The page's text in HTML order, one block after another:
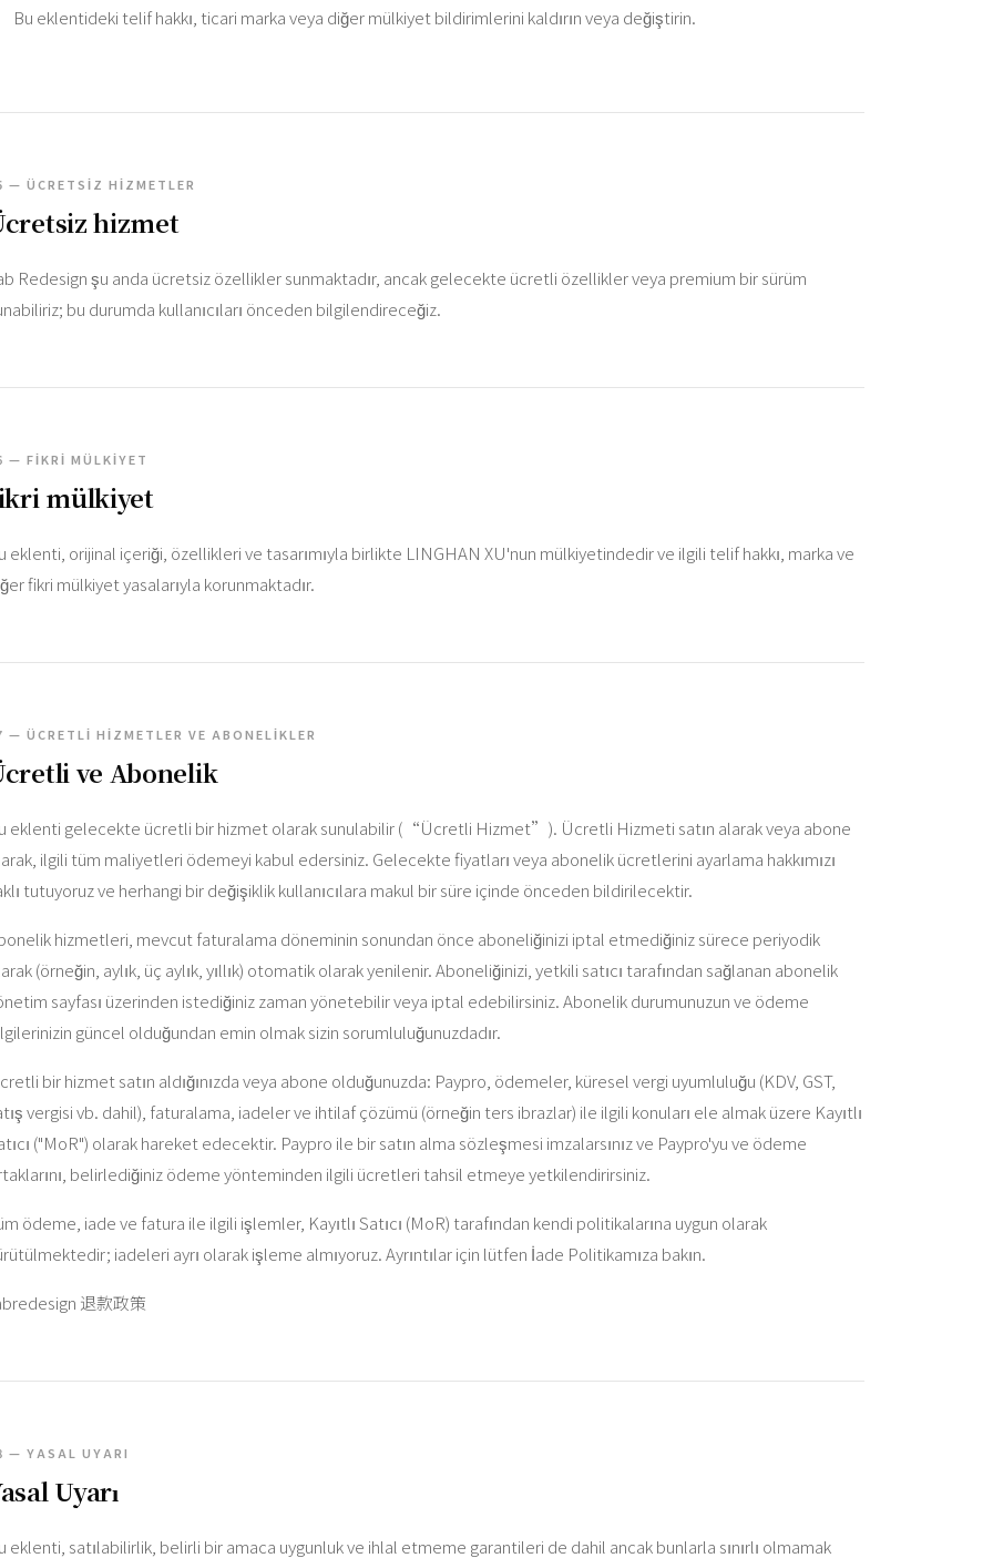
Bu eklentideki telif hakkı, ticari marka veya diğer mülkiyet bildirimlerini kaldırın veya değiştirin.
— ÜCRETSIZ HIZMETLER
hizmet
Redesign şu anda ücretsiz özellikler sunmaktadır, ancak gelecekte ücretli özellikler veya premium bir sürüm
bu durumda kullanıcıları önceden bilgilendireceğiz.
— FIKRI MÜLKIYET
mülkiyet
eklenti, orijinal içeriği, özellikleri ve tasarımıyla birlikte LINGHAN XU'nun mülkiyetindedir ve ilgili telif hakkı, marka ve
fikri mülkiyet yasalarıyla korunmaktadır.
— ÜCRETLI HIZMETLER VE ABONELIKLER
ve Abonelik
eklenti gelecekte ücretli bir hizmet olarak sunulabilir (“Ücretli Hizmet”). Ücretli Hizmeti satın alarak veya abone
ilgili tüm maliyetleri ödemeyi kabul edersiniz. Gelecekte fiyatları veya abonelik ücretlerini ayarlama hakkımızı
tutuyoruz ve herhangi bir değişiklik kullanıcılara makul bir süre içinde önceden bildirilecektir.
hizmetleri, mevcut faturalama döneminin sonundan önce aboneliğinizi iptal etmediğiniz sürece periyodik
(örneğin, aylık, üç aylık, yıllık) otomatik olarak yenilenir. Aboneliğinizi, yetkili satıcı tarafından sağlanan abonelik
sayfası üzerinden istediğiniz zaman yönetebilir veya iptal edebilirsiniz. Abonelik durumunuzun ve ödeme
güncel olduğundan emin olmak sizin sorumluluğunuzdadır.
bir hizmet satın aldığınızda veya abone olduğunuzda: Paypro, ödemeler, küresel vergi uyumluluğu (KDV, GST,
vergisi vb. dahil), faturalama, iadeler ve ihtilaf çözümü (örneğin ters ibrazlar) ile ilgili konuları ele almak üzere Kayıtlı
("MoR") olarak hareket edecektir. Paypro ile bir satın alma sözleşmesi imzalarsınız ve Paypro'yu ve ödeme
belirlediğiniz ödeme yönteminden ilgili ücretleri tahsil etmeye yetkilendirirsiniz.
ödeme, iade ve fatura ile ilgili işlemler, Kayıtlı Satıcı (MoR) tarafından kendi politikalarına uygun olarak
iadeleri ayrı olarak işleme almıyoruz. Ayrıntılar için lütfen İade Politikamıza bakın.
退款政策
— YASAL UYARI
Uyarı
eklenti, satılabilirlik, belirli bir amaca uygunluk ve ihlal etmeme garantileri de dahil ancak bunlarla sınırlı olmamak